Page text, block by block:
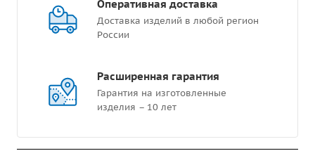
Оперативная доставка
Доставка изделий в любой регион
России
Расширенная гарантия
Гарантия на изготовленные
изделия – 10 лет